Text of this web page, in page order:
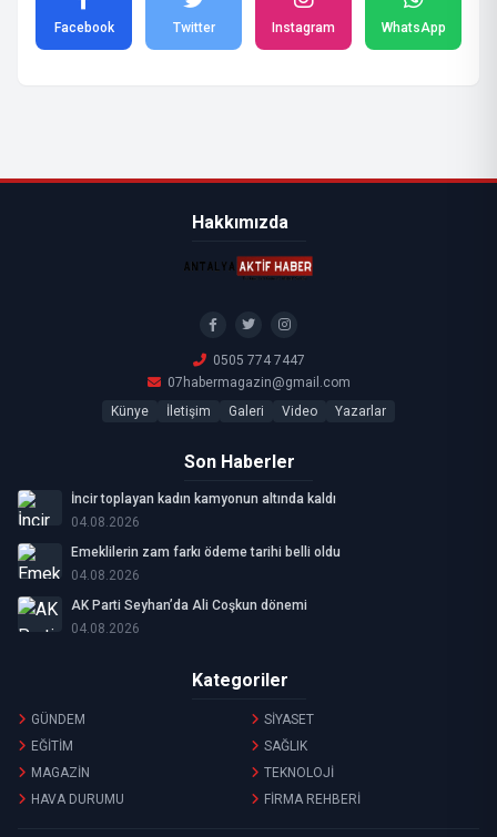
Facebook Twitter Instagram WhatsApp
Hakkımızda
0505 774 7447
07habermagazin@gmail.com
Künye
İletişim Galeri Video Yazarlar
Son Haberler
İncir toplayan kadın kamyonun altında kaldı
04.08.2026
Emeklilerin zam farkı ödeme tarihi belli oldu
04.08.2026
AK Parti Seyhan’da Ali Coşkun dönemi
04.08.2026
Kategoriler
GÜNDEM
SİYASET
EĞİTİM
SAĞLIK
MAGAZİN
TEKNOLOJİ
HAVA DURUMU
FİRMA REHBERİ